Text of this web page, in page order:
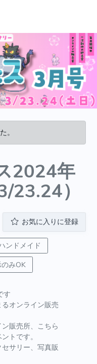
。
2024年
）
お気に入りに登録
ンドメイド
のみOK
す
オンライン販売
販売所、こちら
トです。
サリー、写真販